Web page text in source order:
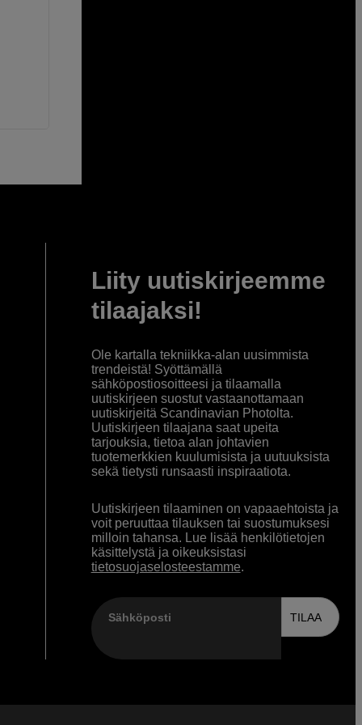
Liity uutiskirjeemme
tilaajaksi!
Ole kartalla tekniikka-alan uusimmista
trendeistä! Syöttämällä
sähköpostiosoitteesi ja tilaamalla
uutiskirjeen suostut vastaanottamaan
uutiskirjeitä Scandinavian Photolta.
Uutiskirjeen tilaajana saat upeita
tarjouksia, tietoa alan johtavien
tuotemerkkien kuulumisista ja uutuuksista
sekä tietysti runsaasti inspiraatiota.
Uutiskirjeen tilaaminen on vapaaehtoista ja
voit peruuttaa tilauksen tai suostumuksesi
milloin tahansa. Lue lisää henkilötietojen
käsittelystä ja oikeuksistasi
tietosuojaselosteestamme.
Sähköposti TILAA